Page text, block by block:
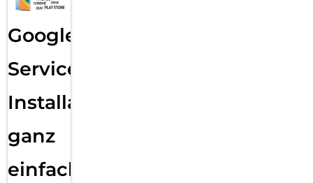
Google
Services
Installation
ganz
einfach